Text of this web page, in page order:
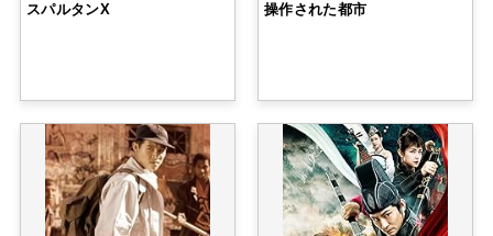
スパルタンX 操作された都市